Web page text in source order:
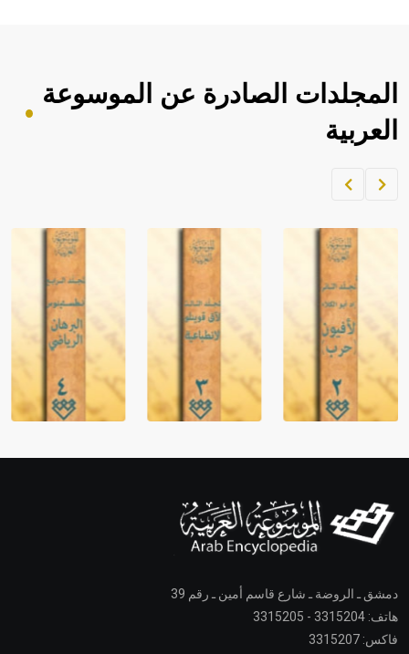
المجلدات الصادرة عن الموسوعة
العربية
دمشق ـ الروضة ـ شارع قاسم أمين ـ رقم 39
هاتف: 3315204 - 3315205
فاكس: 3315207